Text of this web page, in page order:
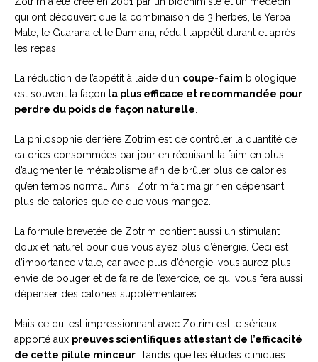
qui ont découvert que la combinaison de 3 herbes, le Yerba
Mate, le Guarana et le Damiana, réduit l’appétit durant et après
les repas.
La réduction de l’appétit à l’aide d’un coupe-faim biologique
est souvent la façon la plus efficace et recommandée pour
perdre du poids de façon naturelle
La philosophie derrière Zotrim est de contrôler la quantité de
calories consommées par jour en réduisant la faim en plus
d’augmenter le métabolisme afin de brûler plus de calories
qu’en temps normal. Ainsi, Zotrim fait maigrir en dépensant
plus de calories que ce que vous mangez.
La formule brevetée de Zotrim contient aussi un stimulant
doux et naturel pour que vous ayez plus d’énergie. Ceci est
d’importance vitale, car avec plus d’énergie, vous aurez plus
envie de bouger et de faire de l’exercice, ce qui vous fera aussi
dépenser des calories supplémentaires.
Mais ce qui est impressionnant avec Zotrim est le sérieux
apporté aux preuves scientifiques attestant de l’efficacité
de cette pilule minceur . Tandis que les études cliniques